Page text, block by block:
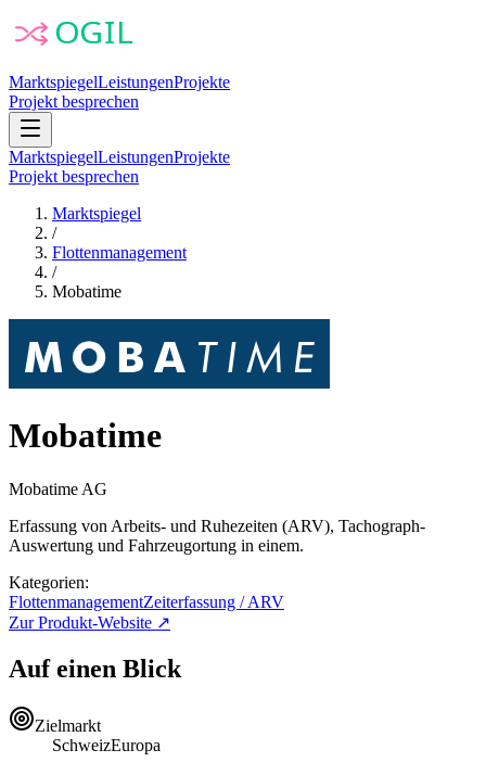
MarktspiegelLeistungenProjekte
Projekt besprechen
MarktspiegelLeistungenProjekte
Projekt besprechen
Marktspiegel
/
Flottenmanagement
/
Mobatime
Mobatime
Mobatime AG
Erfassung von Arbeits- und Ruhezeiten (ARV), Tachograph-
Auswertung und Fahrzeugortung in einem.
Kategorien:
FlottenmanagementZeiterfassung / ARV
Zur Produkt-Website ↗
Auf einen Blick
Zielmarkt
SchweizEuropa